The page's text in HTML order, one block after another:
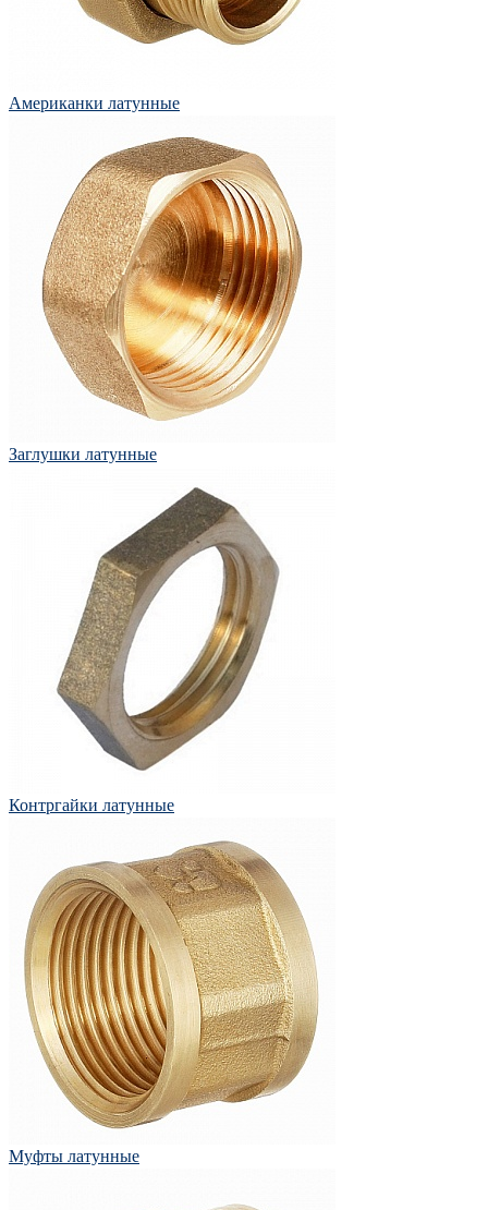
Американки латунные
Заглушки латунные
Контргайки латунные
Муфты латунные